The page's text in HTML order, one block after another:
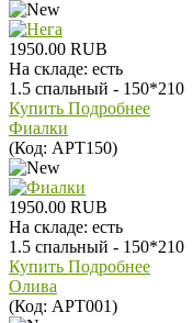
1950.00 RUB
На складе: есть
1.5 спальный - 150*210
Купить Подробнее
Фиалки
(Код: АРТ150)
1950.00 RUB
На складе: есть
1.5 спальный - 150*210
Купить Подробнее
Олива
(Код: АРТ001)